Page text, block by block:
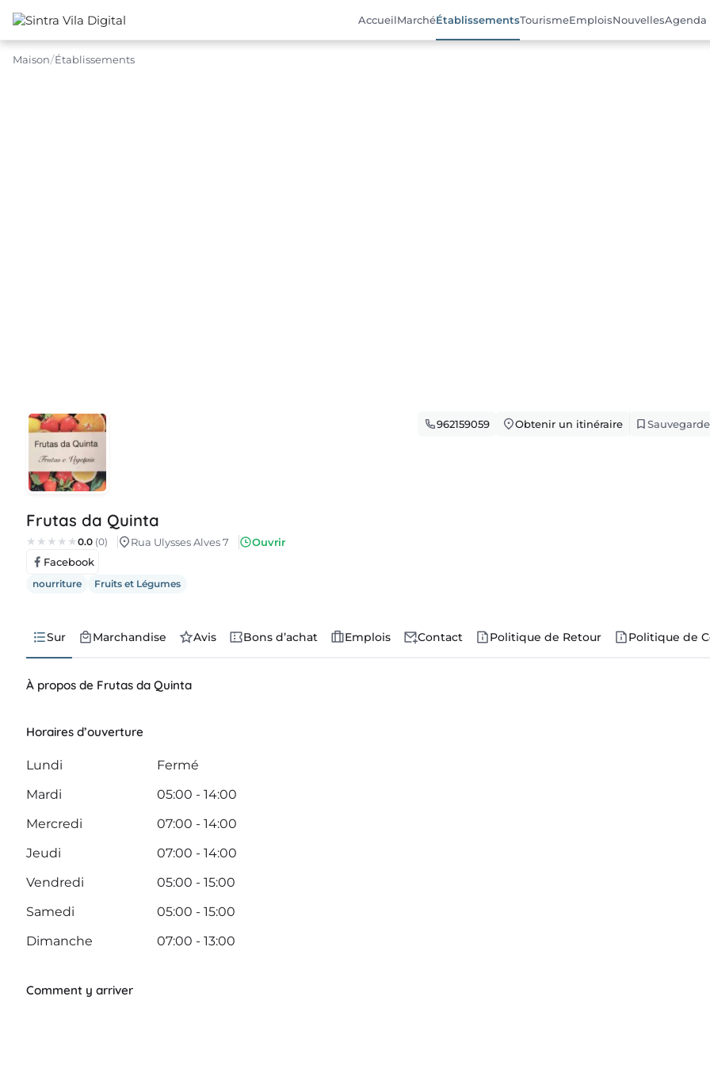
AccueilMarchéÉtablissementsTourismeEmploisNouvellesAgenda
Maison Établissements
962159059 Obtenir un itinéraire
Frutas da Quinta
0.0 (0) Rua Ulysses Alves 7
Ouvrir
Facebook
nourriture Fruits et Légumes
Sur Marchandise Avis Bons d’achat Emplois Contact Politique de Retour Politique de
À propos de Frutas da Quinta
Horaires d’ouverture
Lundi
Fermé
Mardi
05:00 - 14:00
Mercredi
07:00 - 14:00
Jeudi
07:00 - 14:00
Vendredi
05:00 - 15:00
Samedi
05:00 - 15:00
Dimanche
07:00 - 13:00
Comment y arriver